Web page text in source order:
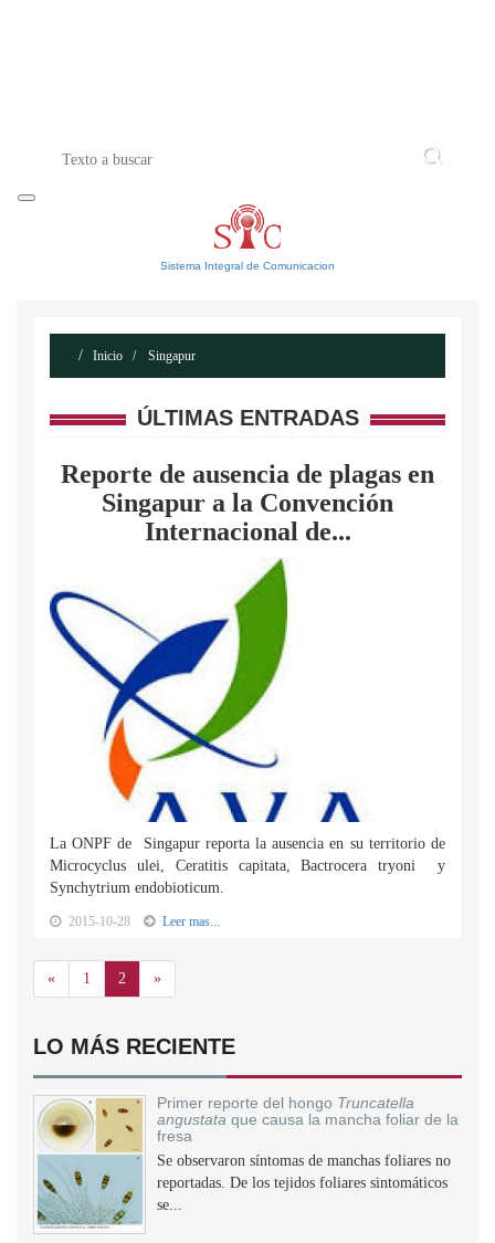
Sistema Integral de Comunicacion
Inicio Singapur
ÚLTIMAS ENTRADAS
Reporte de ausencia de plagas en
Singapur a la Convención
Internacional de...
La ONPF de Singapur reporta la ausencia en su territorio de
Microcyclus ulei, Ceratitis capitata, Bactrocera tryoni y
Synchytrium endobioticum.
2015-10-28 Leer mas...
«Anterior
1 2 »Siguiente
LO MÁS RECIENTE
Primer reporte del hongo Truncatella
angustata que causa la mancha foliar de la
fresa
Se observaron síntomas de manchas foliares no
reportadas. De los tejidos foliares sintomáticos
se...